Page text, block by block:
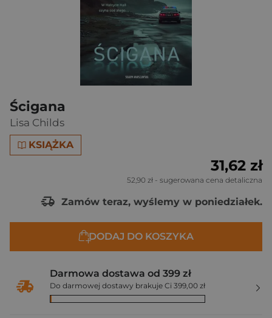
Ścigana
Lisa Childs
KSIĄŻKA
31,62 zł
52,90 zł - sugerowana cena detaliczna
Zamów teraz, wyślemy w poniedziałek.
DODAJ DO KOSZYKA
Darmowa dostawa od 399 zł
Do darmowej dostawy brakuje Ci 399,00 zł